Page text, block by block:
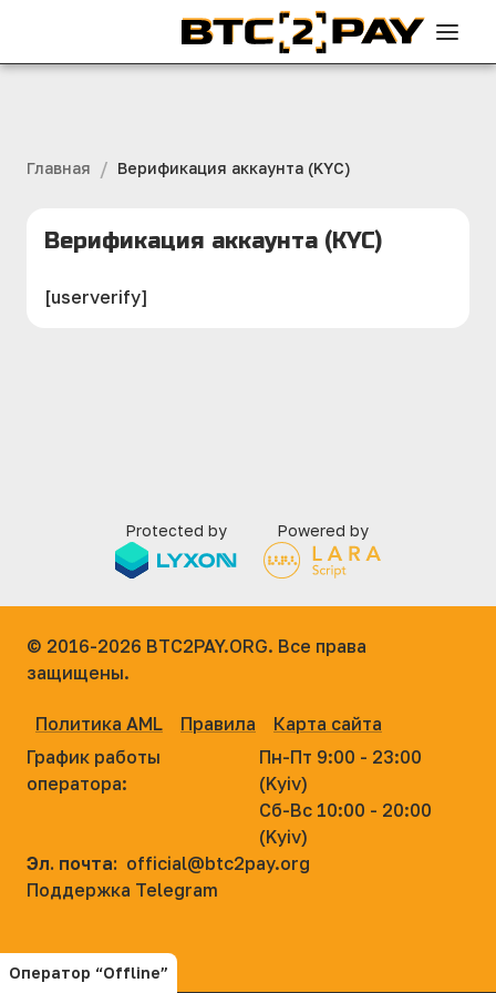
Главная / Верификация аккаунта (KYC)
Верификация аккаунта (KYC)
[userverify]
Protected by Powered by
© 2016-2026 BTC2PAY.ORG. Все права
защищены.
Политика AML Правила
Карта сайта
График работы
оператора:
Пн-Пт 9:00 - 23:00
(Kyiv)
Сб-Вс 10:00 - 20:00
(Kyiv)
Эл. почта: official@btc2pay.org
Поддержка Telegram
Оператор “Offline”